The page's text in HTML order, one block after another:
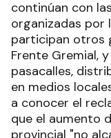
continúan con
organizadas por
participan otros
Frente Gremial,
pasacalles,
en medios
a conocer el
que el aumento
provincial "no